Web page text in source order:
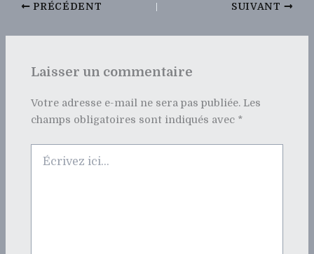
PRÉCÉDENT SUIVANT
Laisser un commentaire
Votre adresse e-mail ne sera pas publiée. Les
champs obligatoires sont indiqués avec *
ici…